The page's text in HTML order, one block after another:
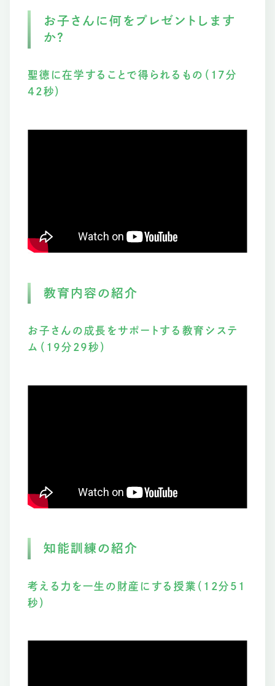
お子さんに何をプレゼントします
か？
聖徳に在学することで得られるもの（17分
42秒）
教育内容の紹介
お子さんの成長をサポートする教育システ
ム（19分29秒）
知能訓練の紹介
考える力を一生の財産にする授業（12分51
秒）